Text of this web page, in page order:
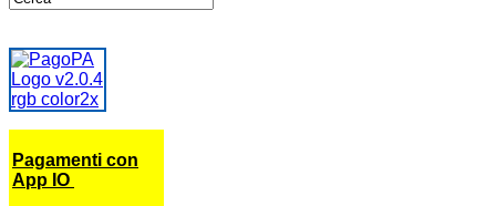
Pagamenti con
App IO